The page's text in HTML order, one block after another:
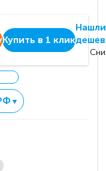
Купить в 1 клик
Нашли
▼